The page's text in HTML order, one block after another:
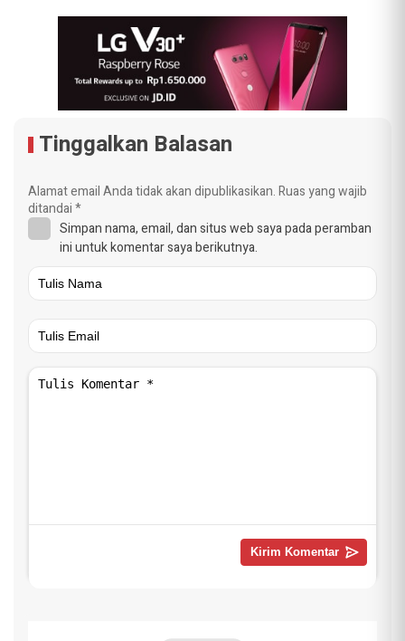
Tinggalkan Balasan
Alamat email Anda tidak akan dipublikasikan.Ruas yang wajib
ditandai*
Simpan nama, email, dan situs web saya pada peramban
ini untuk komentar saya berikutnya.